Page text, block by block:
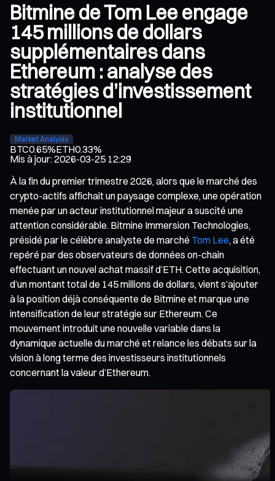
Bitmine de Tom Lee engage
145 millions de dollars
supplémentaires dans
Ethereum : analyse des
stratégies d’investissement
institutionnel
Market Analysis
BTC0.65%ETH0.33%
Mis à jour:2026-03-25 12:29
À la fin du premier trimestre 2026, alors que le marché des
crypto-actifs affichait un paysage complexe, une opération
menée par un acteur institutionnel majeur a suscité une
attention considérable. Bitmine Immersion Technologies,
présidé par le célèbre analyste de marché Tom Lee, a été
repéré par des observateurs de données on-chain
effectuant un nouvel achat massif d’ETH. Cette acquisition,
d’un montant total de 145 millions de dollars, vient s’ajouter
à la position déjà conséquente de Bitmine et marque une
intensification de leur stratégie sur Ethereum. Ce
mouvement introduit une nouvelle variable dans la
dynamique actuelle du marché et relance les débats sur la
vision à long terme des investisseurs institutionnels
concernant la valeur d’Ethereum.